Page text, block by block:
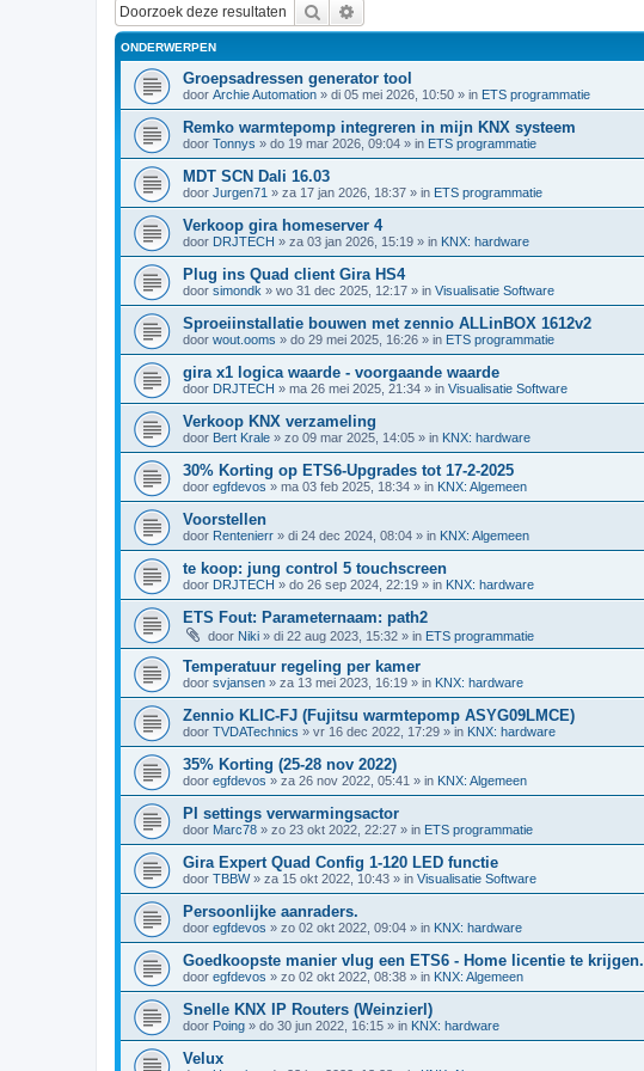
Zoek
ONDERWERPEN
Groepsadressen generator tool
door Archie Automation » di 05 mei 2026, 10:50 » in ETS programmatie
Remko warmtepomp integreren in mijn KNX systeem
door Tonnys » do 19 mar 2026, 09:04 » in ETS programmatie
MDT SCN Dali 16.03
door Jurgen71 » za 17 jan 2026, 18:37 » in ETS programmatie
Verkoop gira homeserver 4
door DRJTECH » za 03 jan 2026, 15:19 » in KNX: hardware
Plug ins Quad client Gira HS4
door simondk » wo 31 dec 2025, 12:17 » in Visualisatie Software
Sproeiinstallatie bouwen met zennio ALLinBOX 1612v2
door wout.ooms » do 29 mei 2025, 16:26 » in ETS programmatie
gira x1 logica waarde - voorgaande waarde
door DRJTECH » ma 26 mei 2025, 21:34 » in Visualisatie Software
Verkoop KNX verzameling
door Bert Krale » zo 09 mar 2025, 14:05 » in KNX: hardware
30% Korting op ETS6-Upgrades tot 17-2-2025
door egfdevos » ma 03 feb 2025, 18:34 » in KNX: Algemeen
Voorstellen
door Rentenierr » di 24 dec 2024, 08:04 » in KNX: Algemeen
te koop: jung control 5 touchscreen
door DRJTECH » do 26 sep 2024, 22:19 » in KNX: hardware
ETS Fout: Parameternaam: path2
door Niki » di 22 aug 2023, 15:32 » in ETS programmatie
Temperatuur regeling per kamer
door svjansen » za 13 mei 2023, 16:19 » in KNX: hardware
Zennio KLIC-FJ (Fujitsu warmtepomp ASYG09LMCE)
door TVDATechnics » vr 16 dec 2022, 17:29 » in KNX: hardware
35% Korting (25-28 nov 2022)
door egfdevos » za 26 nov 2022, 05:41 » in KNX: Algemeen
PI settings verwarmingsactor
door Marc78 » zo 23 okt 2022, 22:27 » in ETS programmatie
Gira Expert Quad Config 1-120 LED functie
door TBBW» za 15 okt 2022, 10:43 » in Visualisatie Software
Persoonlijke aanraders.
door egfdevos » zo 02 okt 2022, 09:04 » in KNX: hardware
Goedkoopste manier vlug een ETS6 - Home licentie te krijgen.
door egfdevos » zo 02 okt 2022, 08:38 » in KNX: Algemeen
Snelle KNX IP Routers (Weinzierl)
door Poing » do 30 jun 2022, 16:15 » in KNX: hardware
Velux